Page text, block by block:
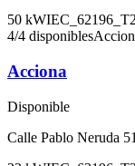
50 kW
4/4 disponibles
Acciona
Disponible
Calle Pablo Neruda 51